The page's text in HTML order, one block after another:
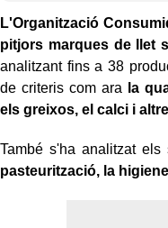
L'Organització
pitjors marques de llet
analitzant fins a 38
de criteris com ara
la
els greixos, el calci i
També s'ha analitzat els
pasteurització, la